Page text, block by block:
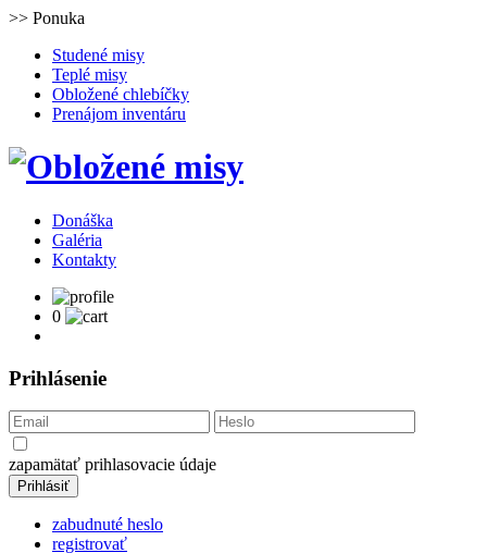
>> Ponuka
Studené misy
Teplé misy
Obložené chlebíčky
Prenájom inventáru
Donáška
Galéria
Kontakty
0
Prihlásenie
zapamätať prihlasovacie údaje
Prihlásiť
zabudnuté heslo
registrovať